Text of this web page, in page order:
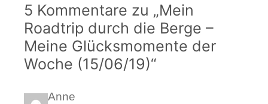
5 Kommentare zu „Mein
Roadtrip durch die Berge –
Meine Glücksmomente der
Woche (15/06/19)“
Anne